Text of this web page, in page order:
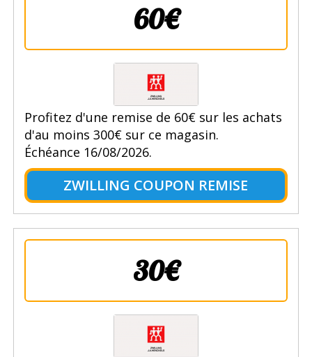
60€
Profitez d'une remise de 60€ sur les achats
d'au moins 300€ sur ce magasin.
Échéance 16/08/2026.
ZWILLING COUPON REMISE
30€